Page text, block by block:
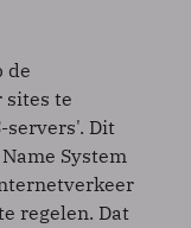
de
sites te
servers'. Dit
System
regelen. Dat